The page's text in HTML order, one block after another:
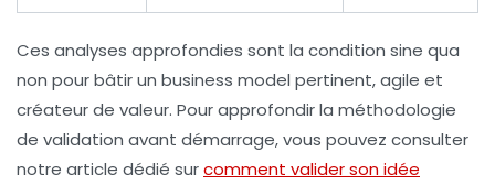
Ces analyses approfondies sont la condition sine qua
non pour bâtir un business model pertinent, agile et
créateur de valeur. Pour approfondir la méthodologie
de validation avant démarrage, vous pouvez consulter
notre article dédié surcomment valider son idée